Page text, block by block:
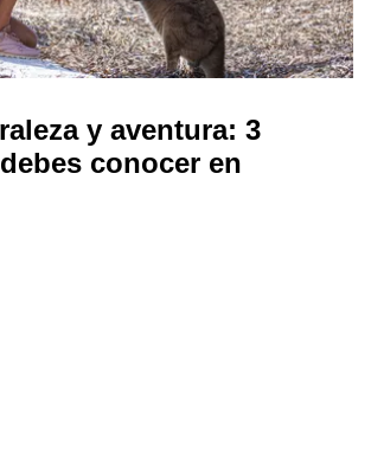
y aventura: 3
conocer en